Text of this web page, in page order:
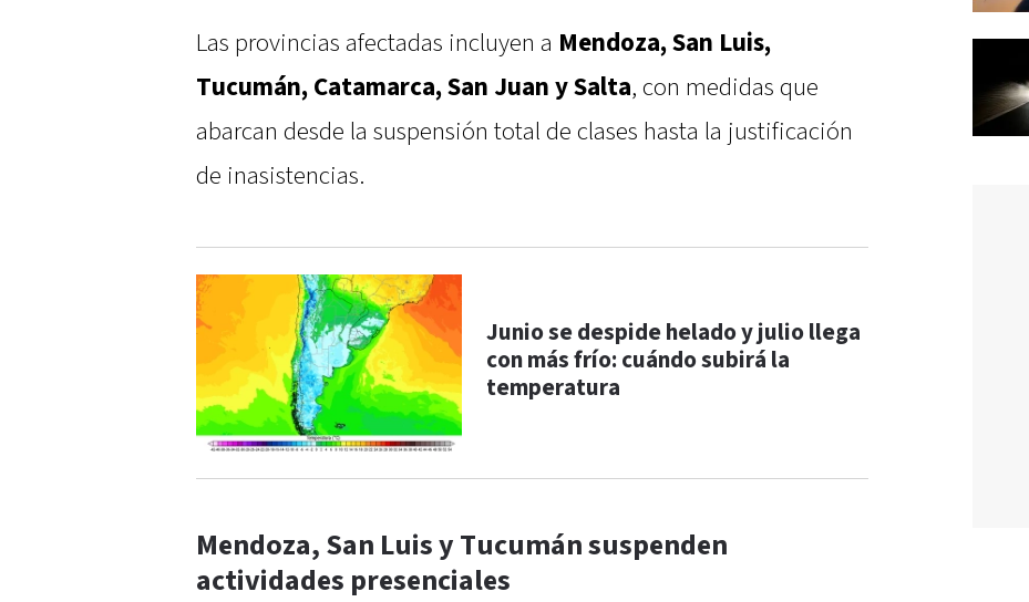
Las provincias afectadas incluyen a Mendoza, San Luis,
Tucumán, Catamarca, San Juan y Salta, con medidas que
abarcan desde la suspensión total de clases hasta la justificación
de inasistencias.
Junio se despide helado y julio llega
con más frío: cuándo subirá la
temperatura
Mendoza, San Luis y Tucumán suspenden
actividades presenciales